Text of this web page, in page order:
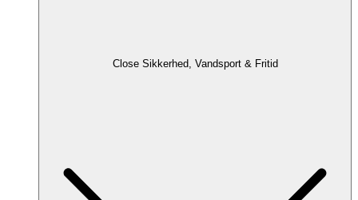
Close Sikkerhed, Vandsport & Fritid